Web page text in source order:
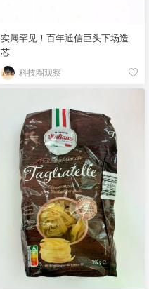
实属罕见！百年通信巨头下场造
芯
科技圈观察